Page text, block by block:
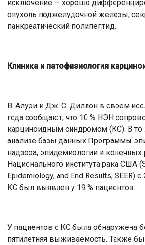
исключение — хорошо
опухоль поджелудочной железы,
панкреатический полипептид.
Клиника и патофизиология
В. Алури и Дж. С. Диллон в своем
года сообщают, что 10 % НЭН
карциноидным синдромом (КС). В
анализе базы данных Программы
надзора, эпидемиологии и конечных
Национального института рака США
Epidemiology, and End Results, SEER)
КС был выявлен у 19 % пациентов.
У пациентов с КС была обнаружена
пятилетняя выживаемость. Также